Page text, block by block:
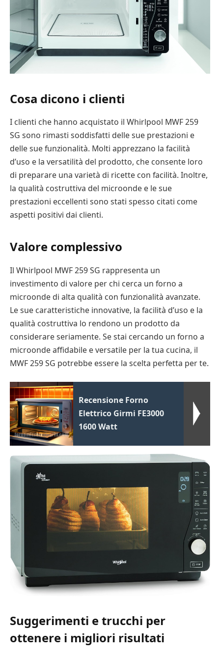
Cosa dicono i clienti
I clienti che hanno acquistato il Whirlpool MWF 259
SG sono rimasti soddisfatti delle sue prestazioni e
delle sue funzionalità. Molti apprezzano la facilità
d’uso e la versatilità del prodotto, che consente loro
di preparare una varietà di ricette con facilità. Inoltre,
la qualità costruttiva del microonde e le sue
prestazioni eccellenti sono stati spesso citati come
aspetti positivi dai clienti.
Valore complessivo
Il Whirlpool MWF 259 SG rappresenta un
investimento di valore per chi cerca un forno a
microonde di alta qualità con funzionalità avanzate.
Le sue caratteristiche innovative, la facilità d’uso e la
qualità costruttiva lo rendono un prodotto da
considerare seriamente. Se stai cercando un forno a
microonde affidabile e versatile per la tua cucina, il
MWF 259 SG potrebbe essere la scelta perfetta per te.
Recensione Forno
Elettrico Girmi FE3000
1600 Watt
Suggerimenti e trucchi per
ottenere i migliori risultati